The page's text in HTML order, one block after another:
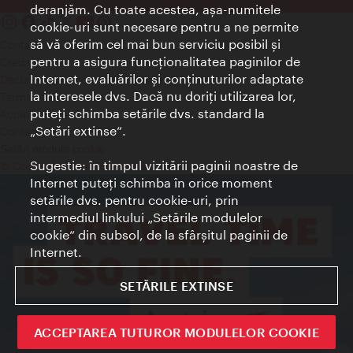
Contact
Credits
Declaraţie privind protecţia datelor
Terms of Use
Accesibilitate
Contact presa
© Copyright Wien Tourismus
deranjăm. Cu toate acestea, aşa-numitele
cookie-uri sunt necesare pentru a ne permite
să vă oferim cel mai bun serviciu posibil şi
pentru a asigura funcţionalitatea paginilor de
Internet, evaluărilor şi conţinuturilor adaptate
la interesele dvs. Dacă nu doriţi utilizarea lor,
puteţi schimba setările dvs. standard la
„Setări extinse“.
Sugestie: în timpul vizitării paginii noastre de
Internet puteţi schimba în orice moment
setările dvs. pentru cookie-uri, prin
intermediul linkului „Setările modulelor
cookie“ din subsol, de la sfârşitul paginii de
Internet.
SETĂRILE EXTINSE
ACCEPTAREA TUTUROR MODULELOR COOKIE